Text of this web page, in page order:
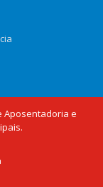
Aposentadoria e